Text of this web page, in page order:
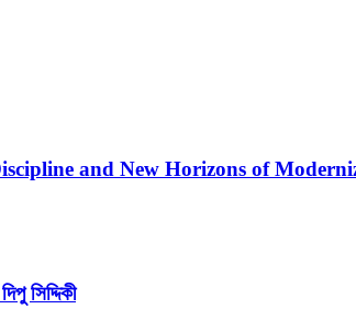
and New Horizons of
সিদ্দিকী